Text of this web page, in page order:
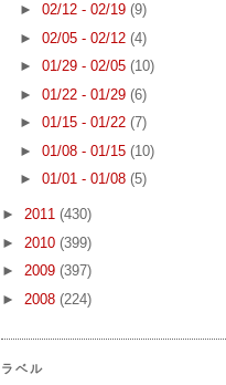
► 02/12 - 02/19 (9)
► 02/05 - 02/12 (4)
► 01/29 - 02/05 (10)
► 01/22 - 01/29 (6)
► 01/15 - 01/22 (7)
► 01/08 - 01/15 (10)
► 01/01 - 01/08 (5)
► 2011 (430)
► 2010 (399)
► 2009 (397)
► 2008 (224)
ラベル